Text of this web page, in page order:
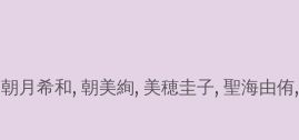
朝月希和, 朝美絢, 美穂圭子, 聖海由侑,